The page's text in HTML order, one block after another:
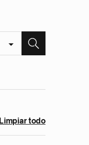
Limpiar todo